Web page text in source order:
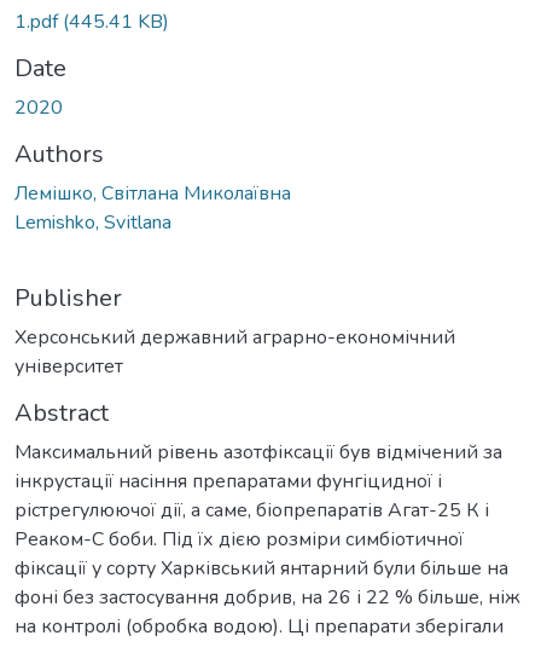
1.pdf(445.41 KB)
Date
2020
Authors
Лемішко, Світлана Миколаївна
Lemishko, Svіtlana
Publisher
Херсонський державний аграрно-економічний
університет
Abstract
Максимальний рівень азотфіксації був відмічений за
інкрустації насіння препаратами фунгіцидної і
рістрегулюючої дії, а саме, біопрепаратів Агат-25 К і
Реаком-С боби. Під їх дією розміри симбіотичної
фіксації у сорту Харківський янтарний були більше на
фоні без застосування добрив, на 26 і 22 % більше, ніж
на контролі (обробка водою). Ці препарати зберігали